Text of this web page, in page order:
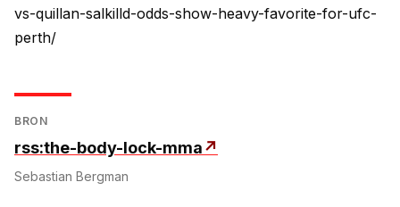
vs-quillan-salkilld-odds-show-heavy-favorite-for-ufc-
perth/
BRON
rss:the-body-lock-mma↗
Sebastian Bergman